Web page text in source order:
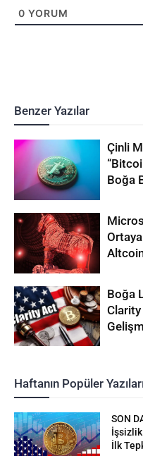
0 YORUM
Benzer Yazılar
Çinli
Boğa
Ortaya
Altcoin
Boğa
Haftanın Popüler
SON
İşsizlik
İlk